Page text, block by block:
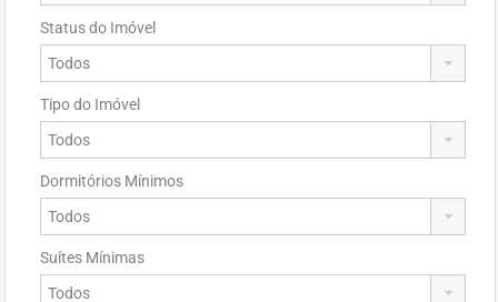
Status do Imóvel
Tipo do Imóvel
Dormitórios Mínimos
Suítes Mínimas